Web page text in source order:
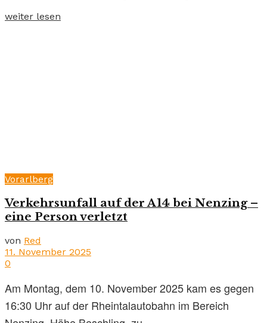
weiter lesen
Vorarlberg
Verkehrsunfall auf der A14 bei Nenzing –
eine Person verletzt
von Red
11. November 2025
0
Am Montag, dem 10. November 2025 kam es gegen
16:30 Uhr auf der Rheintalautobahn im Bereich